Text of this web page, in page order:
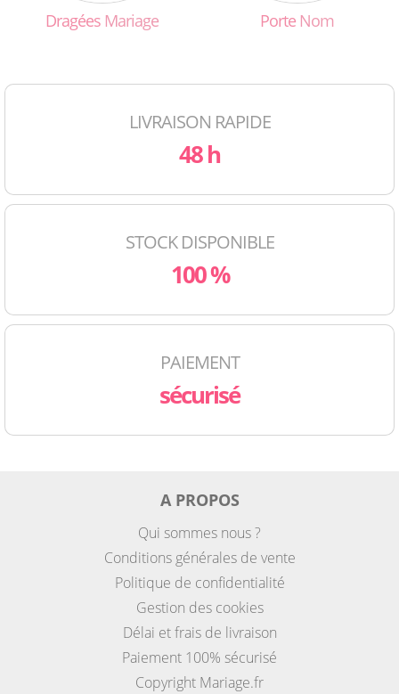
Dragées Mariage Porte Nom
LIVRAISON RAPIDE
48 h
STOCK DISPONIBLE
100 %
PAIEMENT
sécurisé
A PROPOS
Qui sommes nous ?
Conditions générales de vente
Politique de confidentialité
Gestion des cookies
Délai et frais de livraison
Paiement 100% sécurisé
Copyright Mariage.fr